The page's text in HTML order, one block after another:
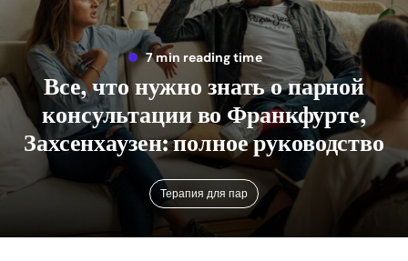
7 min reading time
Все, что нужно знать о парной
консультации во Франкфурте,
Захсенхаузен: полное руководство
Терапия для пар